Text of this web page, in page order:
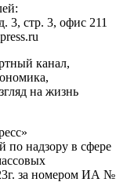
3, стр. 3, офис 211
канал,
на жизнь
по надзору в сфере
за номером ИА №